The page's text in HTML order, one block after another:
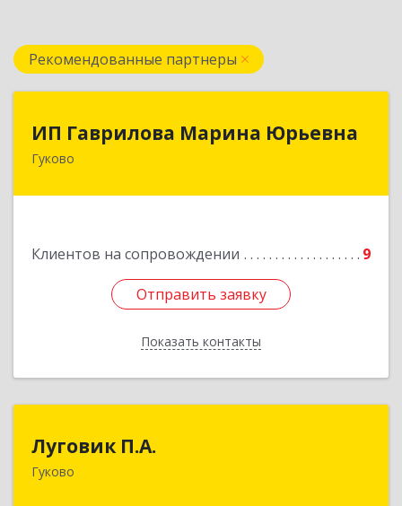
Рекомендованные партнеры
ИП Гаврилова Марина Юрьевна
Гуково
Клиентов на сопровождении 9
Отправить заявку
Показать контакты
Отправить заявку
Назад
Луговик П.А.
Гуково